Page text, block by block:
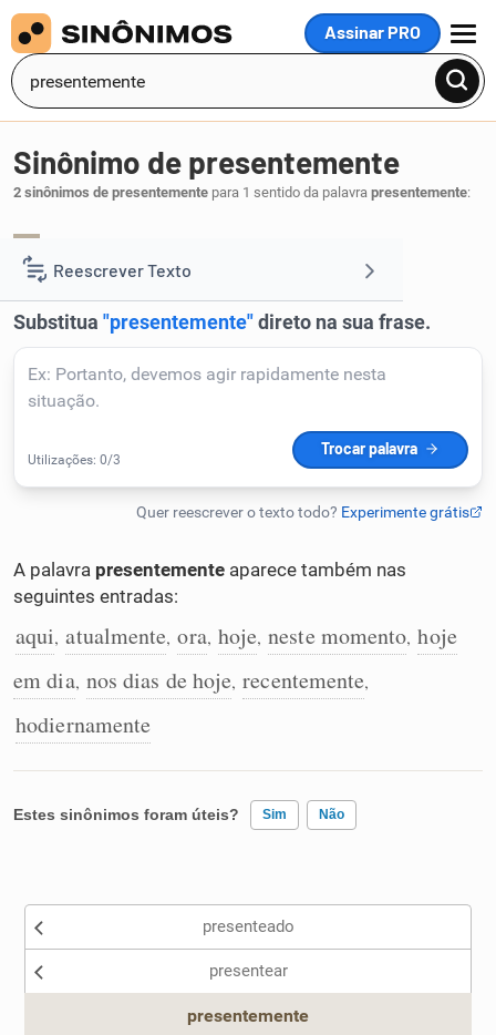
Assinar PRO
MENU
Reescrever Texto
Resumir Texto
Corrigir Texto
Detector de IA
Humanizador de IA
Cata-letras
Caça-palavras
Sinônimos
Sinônimo de presentemente
2 sinônimos de presentemente para 1 sentido da palavra presentemente:
A palavra presentemente aparece também nas
seguintes entradas:
aqui, atualmente, ora, hoje, neste momento, hoje
em dia, nos dias de hoje, recentemente,
hodiernamente
Estes sinônimos foram úteis? Sim Não
Nenhum dos sinônimos apresentados me ajudou
presenteado
presentear
presentemente